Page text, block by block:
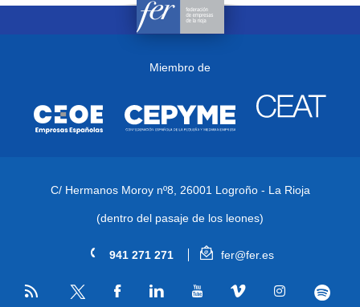
Miembro de
C/ Hermanos Moroy nº8, 26001 Logroño - La Rioja
(dentro del pasaje de los leones)
941 271 271 fer@fer.es
RSS